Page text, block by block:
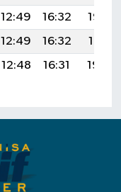
12:49 16:32
19:33
12:49 16:32
19:31
12:48 16:31 19:30